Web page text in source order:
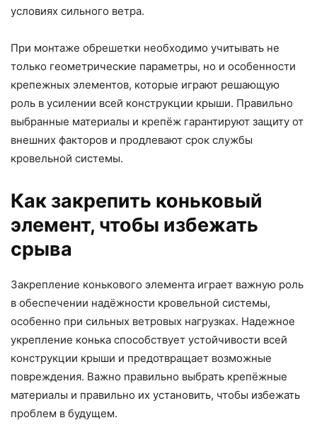
условиях сильного ветра.
При монтаже обрешетки необходимо учитывать не
только геометрические параметры, но и особенности
крепежных элементов, которые играют решающую
роль в усилении всей конструкции крыши. Правильно
выбранные материалы и крепёж гарантируют защиту от
внешних факторов и продлевают срок службы
кровельной системы.
Как закрепить коньковый
элемент, чтобы избежать
срыва
Закрепление конькового элемента играет важную роль
в обеспечении надёжности кровельной системы,
особенно при сильных ветровых нагрузках. Надежное
укрепление конька способствует устойчивости всей
конструкции крыши и предотвращает возможные
повреждения. Важно правильно выбрать крепёжные
материалы и правильно их установить, чтобы избежать
проблем в будущем.